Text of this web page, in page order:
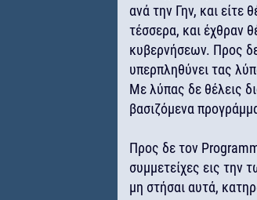
ανά την Γην, και είτε
τέσσερα, και έχθραν
κυβερνήσεων. Προς
υπερπληθύνει τας
Με λύπας δε θέλεις
βασιζόμενα
Προς δε τον
συμμετείχες εις την
μη στήσαι αυτά,